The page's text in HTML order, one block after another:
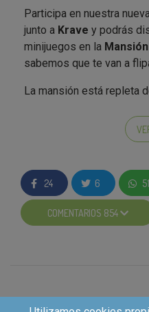
Participa en nuestra
junto a Krave y podrás
minijuegos en la
sabemos que te van a
La mansión está repleta
encanta devorar
🕹️​ Puedes acceder a
actualización a través del
0637-6659
1 Krave Choco Nut
24 6 51
COMENTARIOS 854